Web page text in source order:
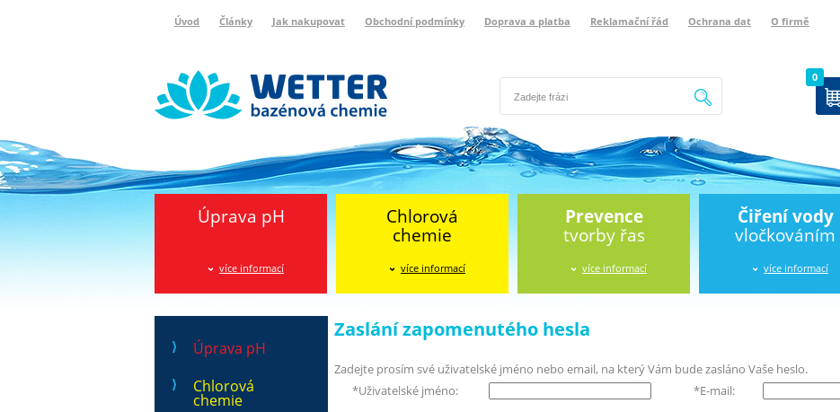
Úvod Články Jak nakupovat Obchodní podmínky Doprava a platba Reklamační řád Ochrana dat O firmě
Hledat
0
Úprava pH
více informací
Chlorová
chemie
více informací
Prevence
tvorby řas
více informací
Čiření vody
vločkováním
více informací
Úprava pH
Chlorová
chemie
Zaslání zapomenutého hesla
Zadejte prosím své uživatelské jméno nebo email, na který Vám bude zasláno Vaše heslo.
*Uživatelské jméno: *E-mail: